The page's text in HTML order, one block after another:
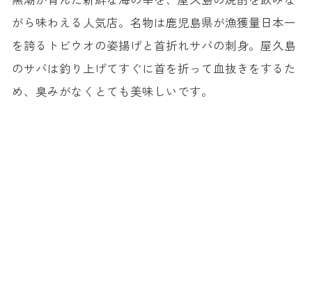
がら味わえる人気店。名物は鹿児島県が漁獲量日本一
を誇るトビウオの姿揚げと首折れサバの刺身。屋久島
のサバは釣り上げてすぐに首を折って血抜きをするた
め、臭みがなくとても美味しいです。